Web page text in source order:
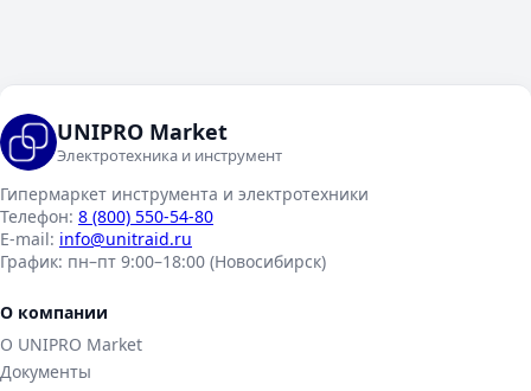
UNIPRO Market
Электротехника и инструмент
Гипермаркет инструмента и электротехники
Телефон: 8 (800) 550-54-80
E-mail: info@unitraid.ru
График: пн–пт 9:00–18:00 (Новосибирск)
О компании
О UNIPRO Market
Документы